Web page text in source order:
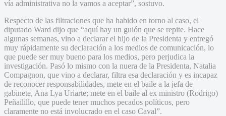
vía administrativa no la vamos a aceptar”, sostuvo.
Respecto de las filtraciones que ha habido en torno al caso, el
diputado Ward dijo que “aquí hay un guión que se repite. Hace
algunas semanas, vino a declarar el hijo de la Presidenta y entregó
muy rápidamente su declaración a los medios de comunicación, lo
que puede ser muy bueno para los medios, pero perjudica la
investigación. Pasó lo mismo con la nuera de la Presidenta, Natalia
Compagnon, que vino a declarar, filtra esa declaración y es incapaz
de reconocer responsabilidades, mete en el baile a la jefa de
gabinete, Ana Lya Uriarte; mete en el baile al ex ministro (Rodrigo)
Peñailillo, que puede tener muchos pecados políticos, pero
claramente no está involucrado en el caso Caval”.